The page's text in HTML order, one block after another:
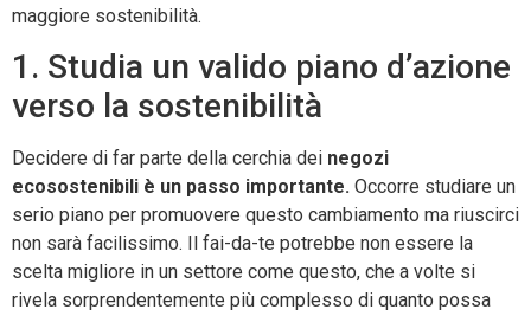
maggiore sostenibilità.
1. Studia un valido piano d’azione
verso la sostenibilità
Decidere di far parte della cerchia dei negozi
ecosostenibili è un passo importante. Occorre studiare un
serio piano per promuovere questo cambiamento ma riuscirci
non sarà facilissimo. Il fai-da-te potrebbe non essere la
scelta migliore in un settore come questo, che a volte si
rivela sorprendentemente più complesso di quanto possa